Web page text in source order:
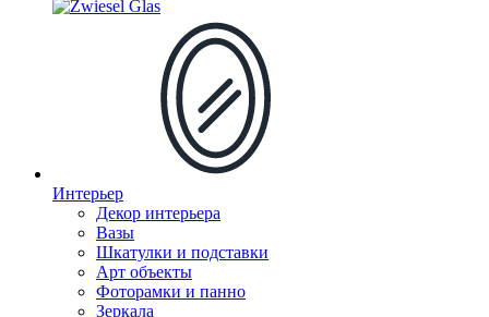
Интерьер
Декор интерьера
Вазы
Шкатулки и подставки
Арт объекты
Фоторамки и панно
Зеркала